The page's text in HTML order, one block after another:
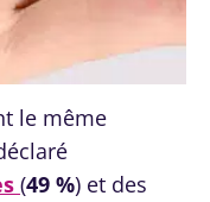
le même
(49 %) et des